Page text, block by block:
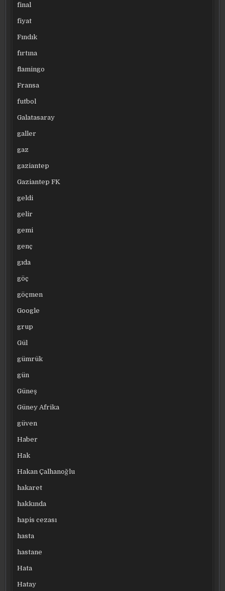
final
fiyat
Fındık
fırtına
flamingo
Fransa
futbol
Galatasaray
galler
gaz
gaziantep
Gaziantep FK
geldi
gelir
gemi
genç
gıda
göç
göçmen
Google
grup
Gül
gümrük
gün
Güneş
Güney Afrika
güven
Haber
Hak
Hakan Çalhanoğlu
hakaret
hakkında
hapis cezası
hasta
hastane
Hata
Hatay